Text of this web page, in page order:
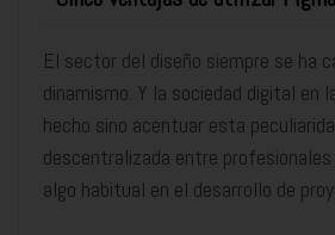
El sector del diseño siempre se ha
dinamismo. Y la sociedad digital en
hecho sino acentuar esta
descentralizada entre
algo habitual en el desarrollo de